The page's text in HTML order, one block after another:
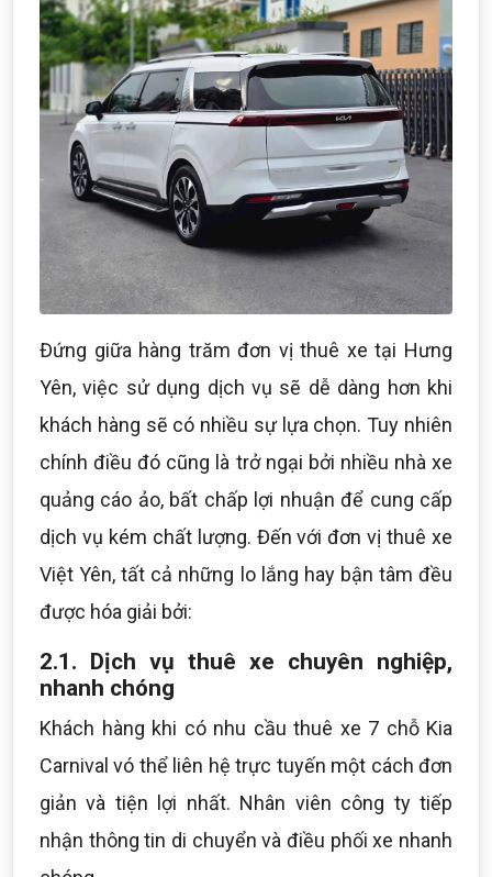
Đứng giữa hàng trăm đơn vị thuê xe tại Hưng
Yên, việc sử dụng dịch vụ sẽ dễ dàng hơn khi
khách hàng sẽ có nhiều sự lựa chọn. Tuy nhiên
chính điều đó cũng là trở ngại bởi nhiều nhà xe
quảng cáo ảo, bất chấp lợi nhuận để cung cấp
dịch vụ kém chất lượng. Đến với đơn vị thuê xe
Việt Yên, tất cả những lo lắng hay bận tâm đều
được hóa giải bởi:
2.1. Dịch vụ thuê xe chuyên nghiệp,
nhanh chóng
Khách hàng khi có nhu cầu thuê xe 7 chỗ Kia
Carnival vó thể liên hệ trực tuyến một cách đơn
giản và tiện lợi nhất. Nhân viên công ty tiếp
nhận thông tin di chuyển và điều phối xe nhanh